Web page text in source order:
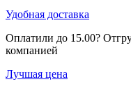
Удобная доставка
Оплатили до 15.00?
компанией
Лучшая цена